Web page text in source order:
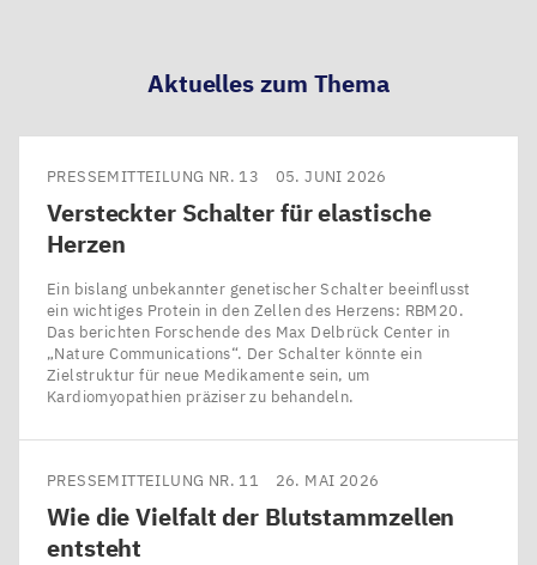
Aktuelles zum Thema
PRESSEMITTEILUNG NR. 13 05. JUNI 2026
Versteckter Schalter für elastische
Herzen
Ein bislang unbekannter genetischer Schalter beeinflusst
ein wichtiges Protein in den Zellen des Herzens: RBM20.
Das berichten Forschende des Max Delbrück Center in ​
„Nature Communications“. Der Schalter könnte ein
Zielstruktur für neue Medikamente sein, um
Kardiomyopathien präziser zu behandeln.
PRESSEMITTEILUNG NR. 11 26. MAI 2026
Wie die Vielfalt der Blutstammzellen
entsteht